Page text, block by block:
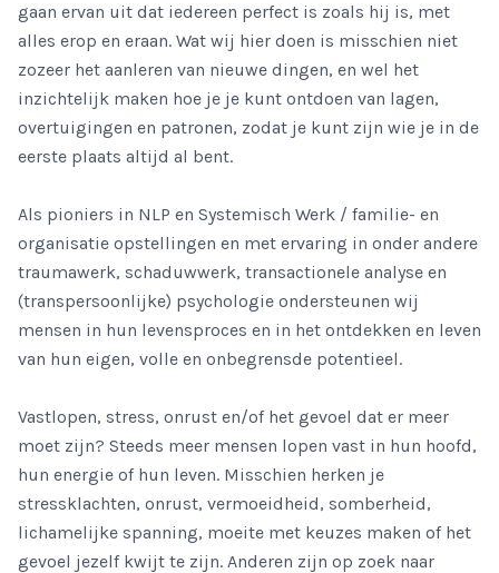
gaan ervan uit dat iedereen perfect is zoals hij is, met
alles erop en eraan. Wat wij hier doen is misschien niet
zozeer het aanleren van nieuwe dingen, en wel het
inzichtelijk maken hoe je je kunt ontdoen van lagen,
overtuigingen en patronen, zodat je kunt zijn wie je in de
eerste plaats altijd al bent.
Als pioniers in NLP en Systemisch Werk / familie- en
organisatie opstellingen en met ervaring in onder andere
traumawerk, schaduwwerk, transactionele analyse en
(transpersoonlijke) psychologie ondersteunen wij
mensen in hun levensproces en in het ontdekken en leven
van hun eigen, volle en onbegrensde potentieel.
Vastlopen, stress, onrust en/of het gevoel dat er meer
moet zijn? Steeds meer mensen lopen vast in hun hoofd,
hun energie of hun leven. Misschien herken je
stressklachten, onrust, vermoeidheid, somberheid,
lichamelijke spanning, moeite met keuzes maken of het
gevoel jezelf kwijt te zijn. Anderen zijn op zoek naar